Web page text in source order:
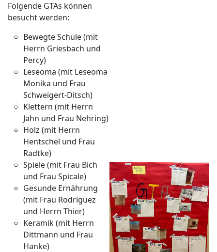
Folgende GTAs können
besucht werden:
Bewegte Schule (mit
Herrn Griesbach und
Percy)
Leseoma (mit Leseoma
Monika und Frau
Schweigert-Ditsch)
Klettern (mit Herrn
Jahn und Frau Nehring)
Holz (mit Herrn
Hentschel und Frau
Radtke)
Spiele (mit Frau Bich
und Frau Spicale)
Gesunde Ernährung
(mit Frau Rodriguez
und Herrn Thier)
Keramik (mit Herrn
Dittmann und Frau
Hanke)